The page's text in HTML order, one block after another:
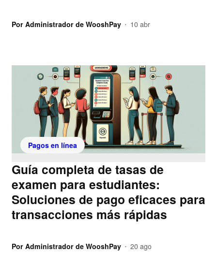
Por Administrador de WooshPay • 10 abr
Pagos en línea
Guía completa de tasas de
examen para estudiantes:
Soluciones de pago eficaces para
transacciones más rápidas
Por Administrador de WooshPay • 20 ago